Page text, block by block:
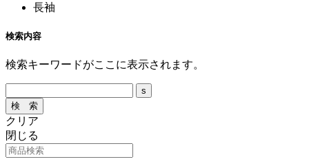
長袖
検索内容
検索キーワードがここに表示されます。
クリア
閉じる